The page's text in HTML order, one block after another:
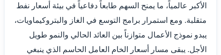
الأكبر عالمياً، ما يمنح السهم طابعاً دفاعياً في بيئة أسعار نفط
متقلبة. ومع استمرار برامج التوسع في الغاز والبتروكيماويات،
يبدو نموذج الأعمال متوازناً بين العائد الحالي والنمو طويل
الأجل. يبقى مسار أسعار الخام العامل الحاسم الذي ينبغي